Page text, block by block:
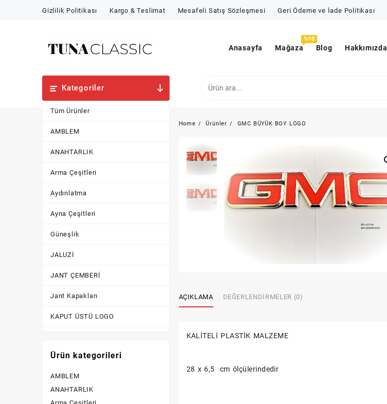
Gizlilik Politikası Kargo & Teslimat Mesafeli Satış Sözleşmesi Geri Ödeme ve İade Politikası
Anasayfa Mağaza
%10
Blog Hakkımızda
Kategoriler
Tüm Ürünler
AMBLEM
ANAHTARLIK
Arma Çeşitleri
Aydınlatma
Ayna Çeşitleri
Güneşlik
JALUZİ
JANT ÇEMBERİ
Jant Kapakları
KAPUT ÜSTÜ LOGO
Kornalar
KROM AKSESUAR
Lastik Yanakları
Home Ürünler GMC BÜYÜK BOY LOGO
AÇIKLAMA DEĞERLENDIRMELER (0)
KALİTELİ PLASTİK MALZEME
28 x 6,5 cm ölçülerindedir
Ürün kategorileri
AMBLEM
ANAHTARLIK